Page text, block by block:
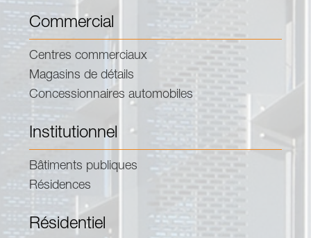
Commercial
Centres commerciaux
Magasins de détails
Concessionnaires automobiles
Institutionnel
Bâtiments publiques
Résidences
Résidentiel